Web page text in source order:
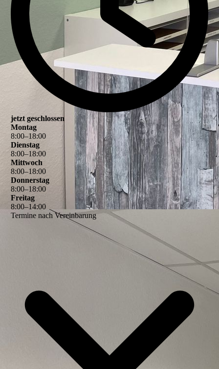
jetzt geschlossen
Montag
8:00–18:00
Dienstag
8:00–18:00
Mittwoch
8:00–18:00
Donnerstag
8:00–18:00
Freitag
8:00–14:00
Termine nach Vereinbarung